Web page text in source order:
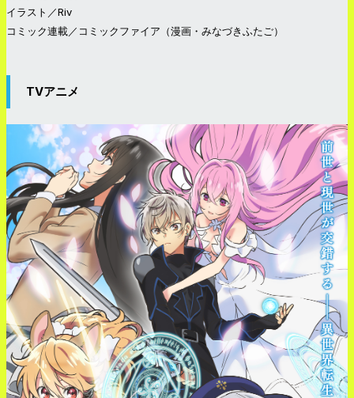
イラスト／Riv
コミック連載／コミックファイア（漫画・みなづきふたご）
TVアニメ